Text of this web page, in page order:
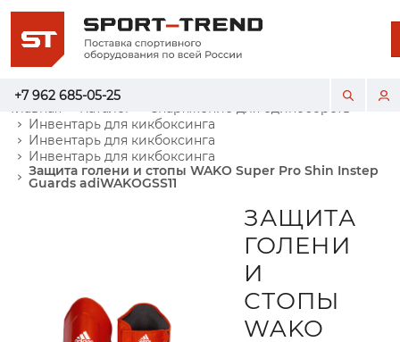
+7 962 685-05-25
Главная Каталог
Снаряжение для единоборств
Инвентарь для кикбоксинга
Инвентарь для кикбоксинга
Инвентарь для кикбоксинга
Защита голени и стопы WAKO Super Pro Shin Instep
Guards adiWAKOGSS11
ЗАЩИТА
ГОЛЕНИ
И
СТОПЫ
WAKO